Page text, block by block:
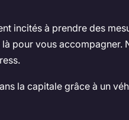
incités à prendre des
pour vous accompagner.
la capitale grâce à un